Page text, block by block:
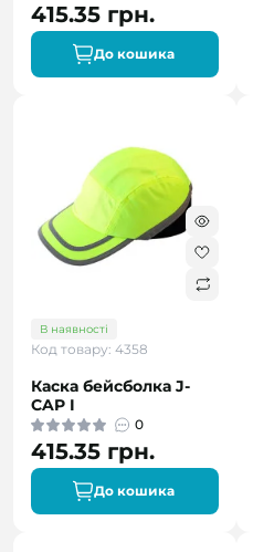
415.35 грн.
До кошика
В наявності
Код товару: 4358
Каска бейсболка J-
CAP I
0
415.35 грн.
До кошика